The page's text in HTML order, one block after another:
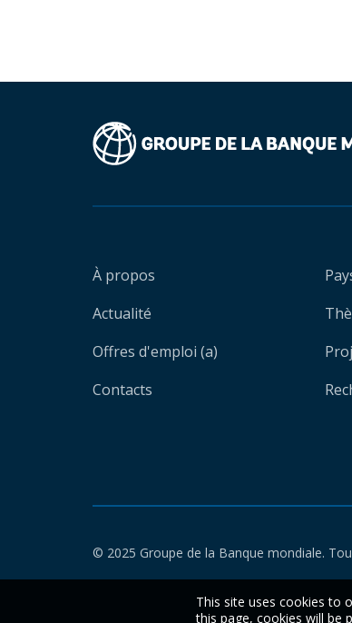
À propos
Actualité
Offres d'emploi (a)
Contacts
© 2025 Groupe de la Banque mondiale.
This site uses cookies to
this page, cookies will be